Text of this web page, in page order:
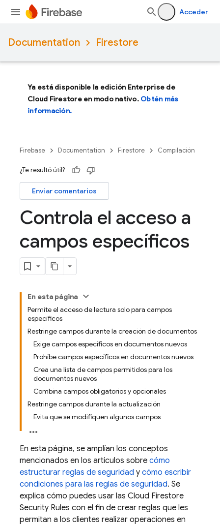
Acceder
Documentation Firestore
Ya está disponible la edición Enterprise de
Cloud Firestore en modo nativo. Obtén más
información.
Firebase Documentation Firestore Compilación
¿Te resultó útil?
Enviar comentarios
Controla el acceso a
campos específicos
En esta página
Permite el acceso de lectura solo para campos
específicos
Restringe campos durante la creación de documentos
Exige campos específicos en documentos nuevos
Prohíbe campos específicos en documentos nuevos
Crea una lista de campos permitidos para los
documentos nuevos
Combina campos obligatorios y opcionales
Restringe campos durante la actualización
Evita que se modifiquen algunos campos
En esta página, se amplían los conceptos
mencionados en los artículos sobre cómo
estructurar reglas de seguridad y cómo escribir
condiciones para las reglas de seguridad. Se
explica cómo puedes usar las Cloud Firestore
Security Rules con el fin de crear reglas que les
permitan a los clientes realizar operaciones en